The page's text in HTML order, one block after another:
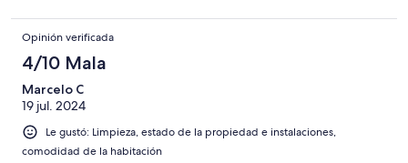
Opinión verificada
4/10 Mala
Marcelo C
19 jul. 2024
Le gustó: Limpieza, estado de la propiedad e instalaciones,
comodidad de la habitación